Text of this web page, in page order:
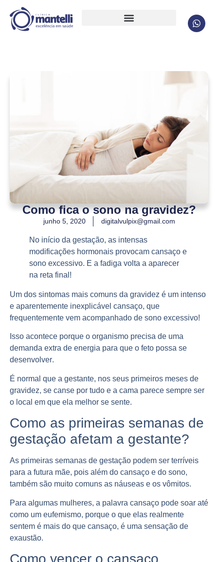
Como fica o sono na gravidez?
junho 5, 2020 digitalvulpix@gmail.com
No início da gestação, as intensas
modificações hormonais provocam cansaço e
sono excessivo. E a fadiga volta a aparecer
na reta final!
Um dos sintomas mais comuns da gravidez é um intenso
e aparentemente inexplicável cansaço, que
frequentemente vem acompanhado de sono excessivo!
Isso acontece porque o organismo precisa de uma
demanda extra de energia para que o feto possa se
desenvolver.
É normal que a gestante, nos seus primeiros meses de
gravidez, se canse por tudo e a cama parece sempre ser
o local em que ela melhor se sente.
Como as primeiras semanas de
gestação afetam a gestante?
As primeiras semanas de gestação podem ser terríveis
para a futura mãe, pois além do cansaço e do sono,
também são muito comuns as náuseas e os vômitos.
Para algumas mulheres, a palavra cansaço pode soar até
como um eufemismo, porque o que elas realmente
sentem é mais do que cansaço, é uma sensação de
exaustão.
Como vencer o cansaço